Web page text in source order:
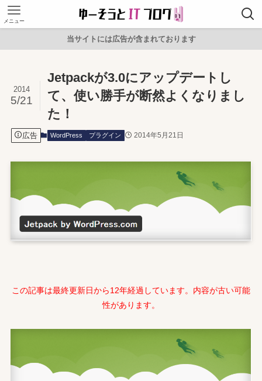
メニュー
当サイトには広告が含まれております
Jetpackが3.0にアップデートし
て、使い勝手が断然よくなりまし
た！
2014
5/21
広告 WordPress プラグイン 2014年5月21日
この記事は最終更新日から12年経過しています。内容が古い可能
性があります。